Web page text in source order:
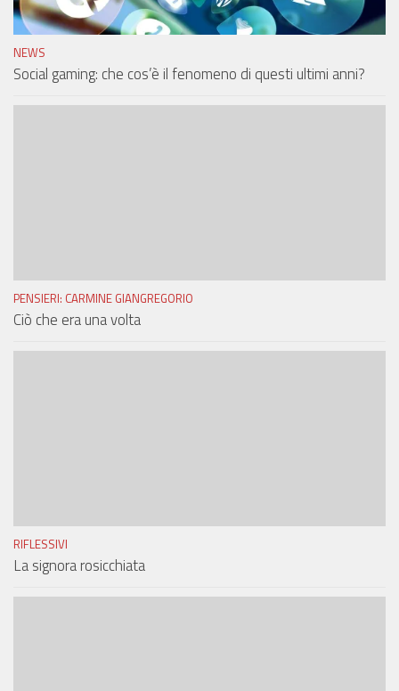
NEWS
Social gaming: che cos’è il fenomeno di questi ultimi anni?
PENSIERI: CARMINE GIANGREGORIO
Ciò che era una volta
RIFLESSIVI
La signora rosicchiata